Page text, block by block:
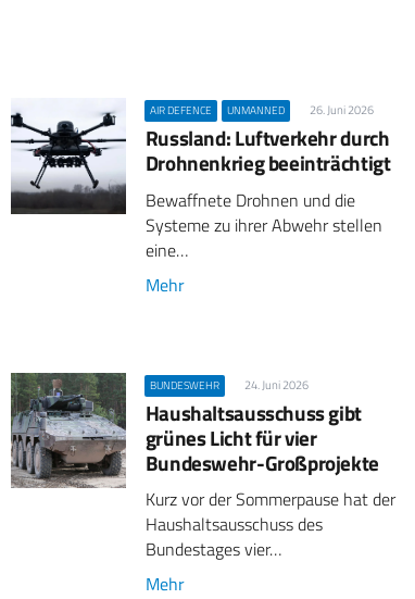
AIR DEFENCE UNMANNED 26. Juni 2026
Russland: Luftverkehr durch
Drohnenkrieg beeinträchtigt
Bewaffnete Drohnen und die
Systeme zu ihrer Abwehr stellen
eine…
Mehr
BUNDESWEHR 24. Juni 2026
Haushaltsausschuss gibt
grünes Licht für vier
Bundeswehr-Großprojekte
Kurz vor der Sommerpause hat der
Haushaltsausschuss des
Bundestages vier…
Mehr